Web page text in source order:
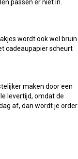
passen er niet in.
wordt ook wel bruin
cadeaupapier scheurt
maken door een
levertijd, omdat de
af, dan wordt je order